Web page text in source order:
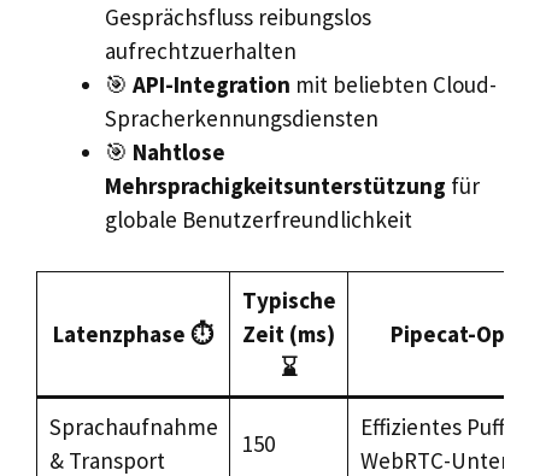
Gesprächsfluss reibungslos
aufrechtzuerhalten
🎯 API-Integration mit beliebten Cloud-
Spracherkennungsdiensten
🎯 Nahtlose
Mehrsprachigkeitsunterstützung für
globale Benutzerfreundlichkeit
Latenzphase ⏱️
Typische
Zeit (ms)
⌛
Pipecat-
Sprachaufnahme
& Transport
150
Effizientes
WebRTC-